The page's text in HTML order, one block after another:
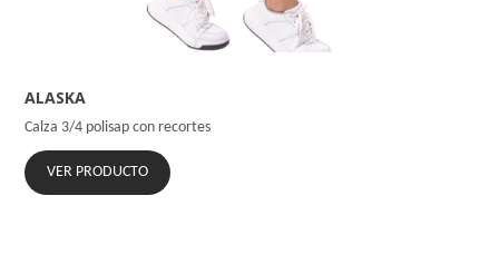
ALASKA
Calza 3/4 polisap con recortes
VER PRODUCTO